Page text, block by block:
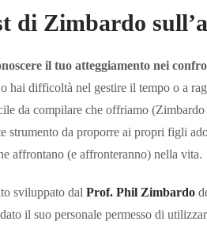
di Zimbardo
il tuo atteggiamento nei
hai difficoltà nel gestire il tempo o a
da compilare che offriamo
strumento da proporre ai propri figli
affrontano (e affronteranno) nella vita.
sviluppato dal Prof. Phil Zimbardo
il suo personale permesso di